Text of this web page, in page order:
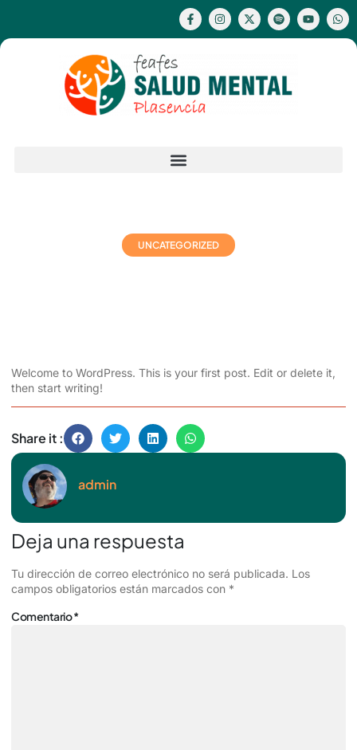
UNCATEGORIZED
Welcome to WordPress. This is your first post. Edit or delete it,
then start writing!
Share it :
admin
Deja una respuesta
Tu dirección de correo electrónico no será publicada. Los
campos obligatorios están marcados con *
Comentario*